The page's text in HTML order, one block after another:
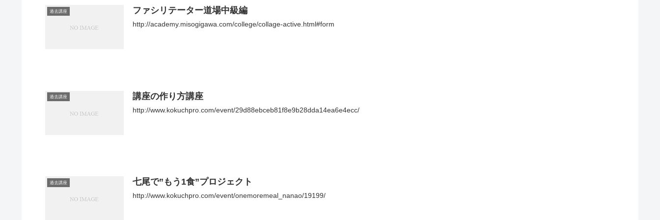
過去講座 ファシリテーター道場中級編
http://academy.misogigawa.com/college/collage-active.html#form
過去講座 講座の作り方講座
http://www.kokuchpro.com/event/29d88ebceb81f8e9b28dda14ea6e4ecc/
過去講座 七尾で”もう1食”プロジェクト
http://www.kokuchpro.com/event/onemoremeal_nanao/19199/